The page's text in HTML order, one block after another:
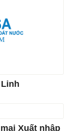
Xuất nhập